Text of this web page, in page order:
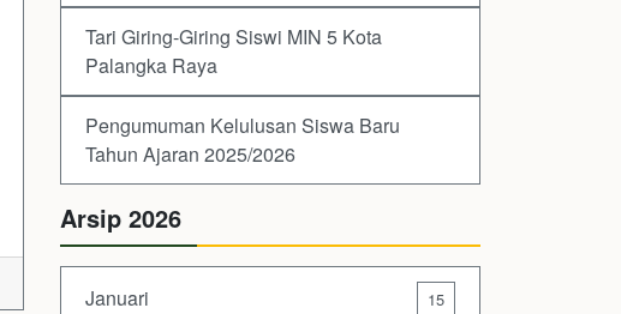
Tari Giring-Giring Siswi MIN 5 Kota
Palangka Raya
Pengumuman Kelulusan Siswa Baru
Tahun Ajaran 2025/2026
Arsip 2026
Januari 15